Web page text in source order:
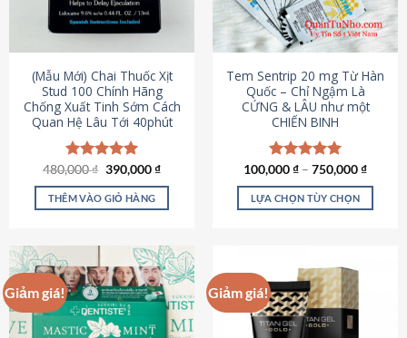
chọn
được
chọn
trên
trang
sản
phẩm
chọn
có
thể
chọn
trên
trang
sản
phẩm
(Mẫu Mới) Chai Thuốc Xịt
Stud 100 Chính Hãng
Chống Xuất Tinh Sớm Cách
Quan Hệ Lâu Tới 40phút
Được xếp
hạng5.00
5 sao
480,000₫ Giá
là:
480,000 ₫.
390,000₫Giá
tại
THÊM VÀO GIỎ HÀNG
Tem Sentrip 20 mg Từ Hàn
Quốc – Chỉ Ngậm Là
CỨNG & LÂU như một
CHIẾN BINH
Được xếp
hạng5.00
5 sao
100,000₫ – 750,000₫
LỰA CHỌN TÙY CHỌN
có
nhiều
biến
Giảm giá! Giảm giá!